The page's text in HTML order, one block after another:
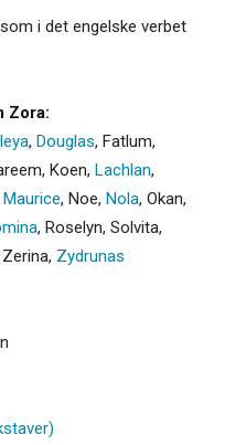
i det engelske verbet
Zora:
, Douglas, Fatlum,
, Koen, Lachlan,
Maurice, Noe, Nola, Okan,
, Roselyn, Solvita,
Zerina, Zydrunas